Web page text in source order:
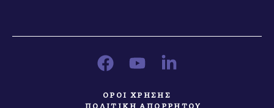
ΟΡΟΙ ΧΡΗΣΗΣ
ΠΟΛΙΤΙΚΗ ΑΠΟΡΡΗΤΟΥ